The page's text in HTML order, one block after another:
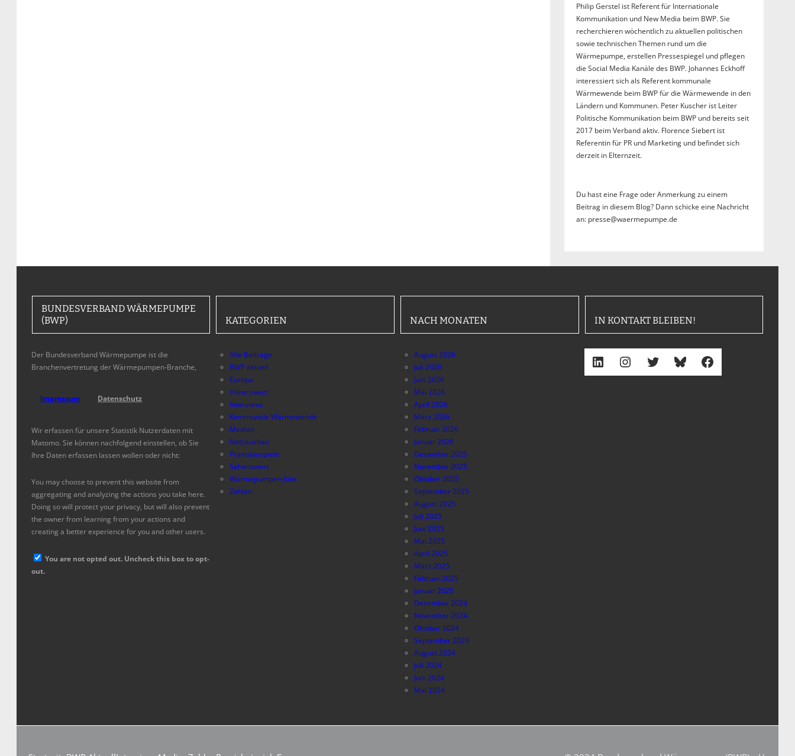
Philip Gerstel ist Referent für Internationale
Kommunikation und New Media beim BWP. Sie
recherchieren wöchentlich zu aktuellen politischen
sowie technischen Themen rund um die
Wärmepumpe, erstellen Pressespiegel und pflegen
die Social Media Kanäle des BWP. Johannes Eckhoff
interessiert sich als Referent kommunale
Wärmewende beim BWP für die Wärmewende in den
Ländern und Kommunen. Peter Kuscher ist Leiter
Politische Kommunikation beim BWP und bereits seit
2017 beim Verband aktiv. Florence Siebert ist
Referentin für PR und Marketing und befindet sich
derzeit in Elternzeit.
Du hast eine Frage oder Anmerkung zu einem
Beitrag in diesem Blog? Dann schicke eine Nachricht
an: presse@waermepumpe.de
BUNDESVERBAND WÄRMEPUMPE
(BWP)
Der Bundesverband Wärmepumpe ist die
Branchenvertretung der Wärmepumpen-Branche,
Impressum Datenschutz
Wir erfassen für unsere Statistik Nutzerdaten mit
Matomo. Sie können nachfolgend einstellen, ob Sie
Ihre Daten erfassen lassen wollen oder nicht:
You may choose to prevent this website from
aggregating and analyzing the actions you take here.
Doing so will protect your privacy, but will also prevent
the owner from learning from your actions and
creating a better experience for you and other users.
You are not opted out. Uncheck this box to opt-
out.
KATEGORIEN
Alle Beiträge
BWP aktuell
Europa
Hörenswert
Interviews
Kommunale Wärmewende
Medien
Netzausbau
Praxisbeispiele
Sehenswert
Wärmepumpen-Jobs
Zahlen
NACH MONATEN
August 2026
Juli 2026
Juni 2026
Mai 2026
April 2026
März 2026
Februar 2026
Januar 2026
Dezember 2025
November 2025
Oktober 2025
September 2025
August 2025
Juli 2025
Juni 2025
Mai 2025
April 2025
März 2025
Februar 2025
Januar 2025
Dezember 2024
November 2024
Oktober 2024
September 2024
August 2024
Juli 2024
Juni 2024
Mai 2024
IN KONTAKT BLEIBEN!
LinkedIn Instagram Twitter Bluesky Facebook